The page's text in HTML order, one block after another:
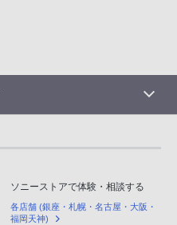
ソニーストアで体験・相談する
各店舗 (銀座・札幌・名古屋・大阪・
福岡天神)